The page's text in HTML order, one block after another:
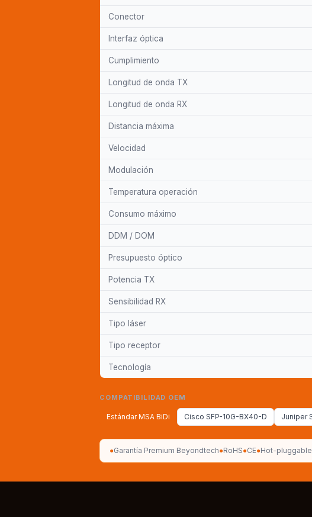
Conector
Interfaz óptica
Cumplimiento
Longitud de onda TX
Longitud de onda RX
Distancia máxima
Velocidad
Modulación
Temperatura operación
Consumo máximo
DDM / DOM
Presupuesto óptico
Potencia TX
Sensibilidad RX
Tipo láser
Tipo receptor
Tecnología
COMPATIBILIDAD OEM
Estándar MSA BiDi Cisco SFP-10G-BX40-D Juniper
●Garantía Premium Beyondtech●RoHS●CE●Hot-pluggable